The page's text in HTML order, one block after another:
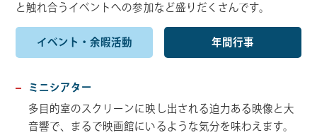
と触れ合うイベントへの参加など盛りだくさんです。
イベント・余暇活動 年間行事
ミニシアター
多目的室のスクリーンに映し出される迫力ある映像と大
音響で、まるで映画館にいるような気分を味わえます。